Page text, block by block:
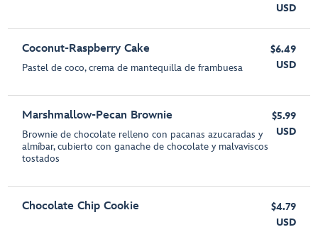
USD
Coconut-Raspberry Cake
Pastel de coco, crema de mantequilla de frambuesa
$6.49
USD
Marshmallow-Pecan Brownie
Brownie de chocolate relleno con pacanas azucaradas y
almíbar, cubierto con ganache de chocolate y malvaviscos
tostados
$5.99
USD
Chocolate Chip Cookie
$4.79
USD